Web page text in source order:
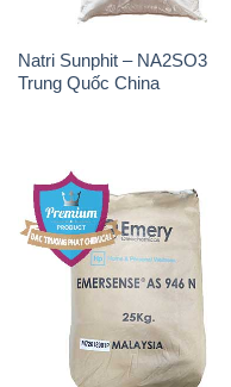
Natri Sunphit – NA2SO3
Trung Quốc China